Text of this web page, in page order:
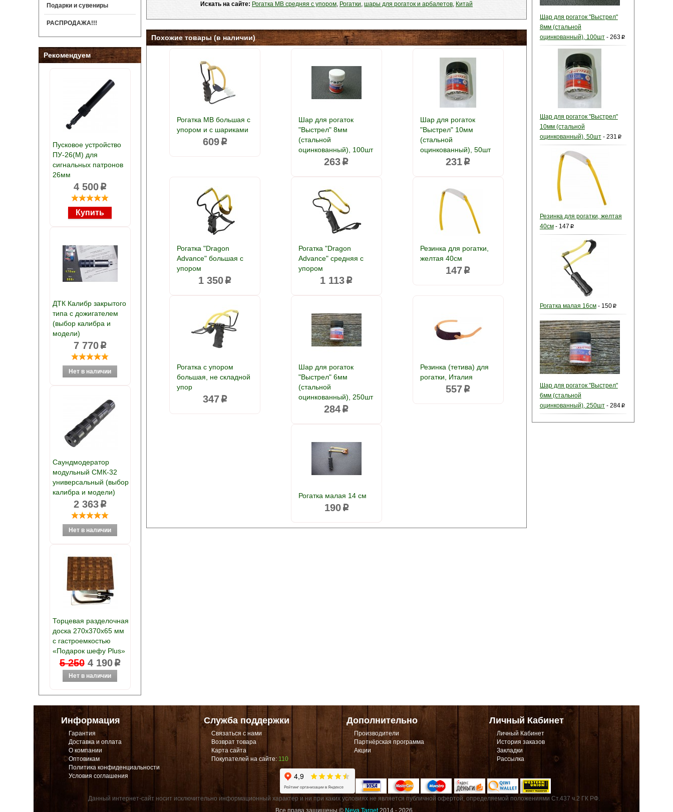
Подарки и сувениры
РАСПРОДАЖА!!!
Рекомендуем
Пусковое устройство
ПУ-26(М) для
сигнальных патронов
26мм
4 500p
ДТК Калибр закрытого
типа с дожигателем
(выбор калибра и
модели)
7 770p
Саундмодератор
модульный СМК-32
универсальный (выбор
калибра и модели)
2 363p
Торцевая разделочная
доска 270х370х65 мм
с гастроемкостью
«Подарок шефу Plus»
5 250 4 190p
Шар для рогаток "Выстрел"
8мм (стальной
оцинкованный), 100шт- 263p
Шар для рогаток "Выстрел"
10мм (стальной
оцинкованный), 50шт- 231 p
Резинка для рогатки, желтая
40см- 147 p
Рогатка малая 16см- 150p
Шар для рогаток "Выстрел"
6мм (стальной
оцинкованный), 250шт- 284p
Искать на сайте: Рогатка MB средняя с упором, Рогатки, шары для рогаток и арбалетов, Китай
Похожие товары (в наличии)
Рогатка MB большая с
упором и с шариками
609p
Шар для рогаток
"Выстрел" 8мм
(стальной
оцинкованный), 100шт
263 p
Шар для рогаток
"Выстрел" 10мм
(стальной
оцинкованный), 50шт
231 p
Рогатка "Dragon
Advance" большая с
упором
1 350 p
Рогатка "Dragon
Advance" средняя с
упором
1 113 p
Резинка для рогатки,
желтая 40см
147 p
Рогатка с упором
большая, не складной
упор
347p
Шар для рогаток
"Выстрел" 6мм
(стальной
оцинкованный), 250шт
284 p
Резинка (тетива) для
рогатки, Италия
557 p
Рогатка малая 14 см
190p
Информация
Гарантия
Доставка и оплата
О компании
Оптовикам
Политика конфиденциальности
Условия соглашения
Служба поддержки
Связаться с нами
Возврат товара
Карта сайта
Покупателей на сайте: 110
Дополнительно
Производители
Партнёрская программа
Акции
Личный Кабинет
Личный Кабинет
История заказов
Закладки
Рассылка
Данный интернет-сайт носит исключительно информационный характер и ни при каких условиях не является публичной офертой, определяемой положениями Ст.437 ч.2 ГК РФ.
Все права защищены © Neva Target2014 - 2026